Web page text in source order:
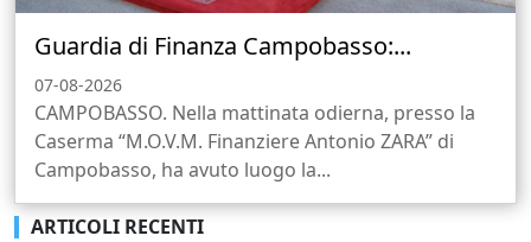
Guardia di Finanza Campobasso:...
07-08-2026
CAMPOBASSO. Nella mattinata odierna, presso la
Caserma “M.O.V.M. Finanziere Antonio ZARA” di
Campobasso, ha avuto luogo la...
ARTICOLI RECENTI